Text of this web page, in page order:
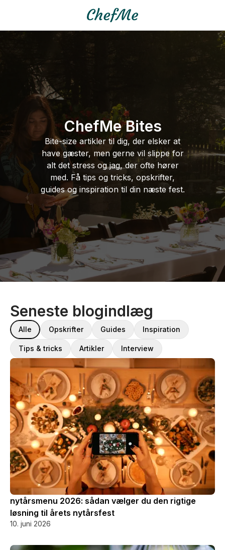
ChefMe Bites
Bite-size artikler til dig, der elsker at
have gæster, men gerne vil slippe for
alt det stress og jag, der ofte hører
med. Få tips og tricks, opskrifter,
guides og inspiration til din næste fest.
Seneste blogindlæg
Alle Opskrifter Guides Inspiration
Tips & tricks Artikler Interview
nytårsmenu 2026: sådan vælger du den rigtige
løsning til årets nytårsfest
10. juni 2026